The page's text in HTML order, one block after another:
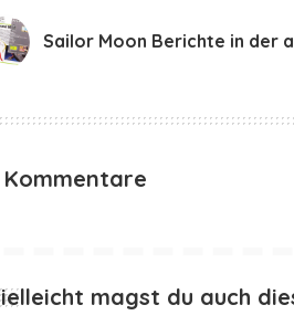
Sailor Moon Berichte in der
Kommentare
magst du auch